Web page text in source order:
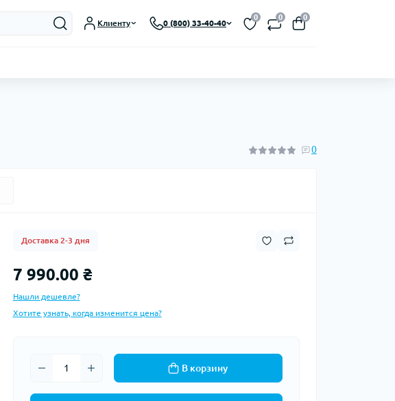
Клиенту 0 (800) 33-40-40
0 0 0
0
Доставка 2-3 дня
7 990.00 ₴
Нашли дешевле?
Хотите узнать, когда изменится цена?
В корзину
UA
Закрыть